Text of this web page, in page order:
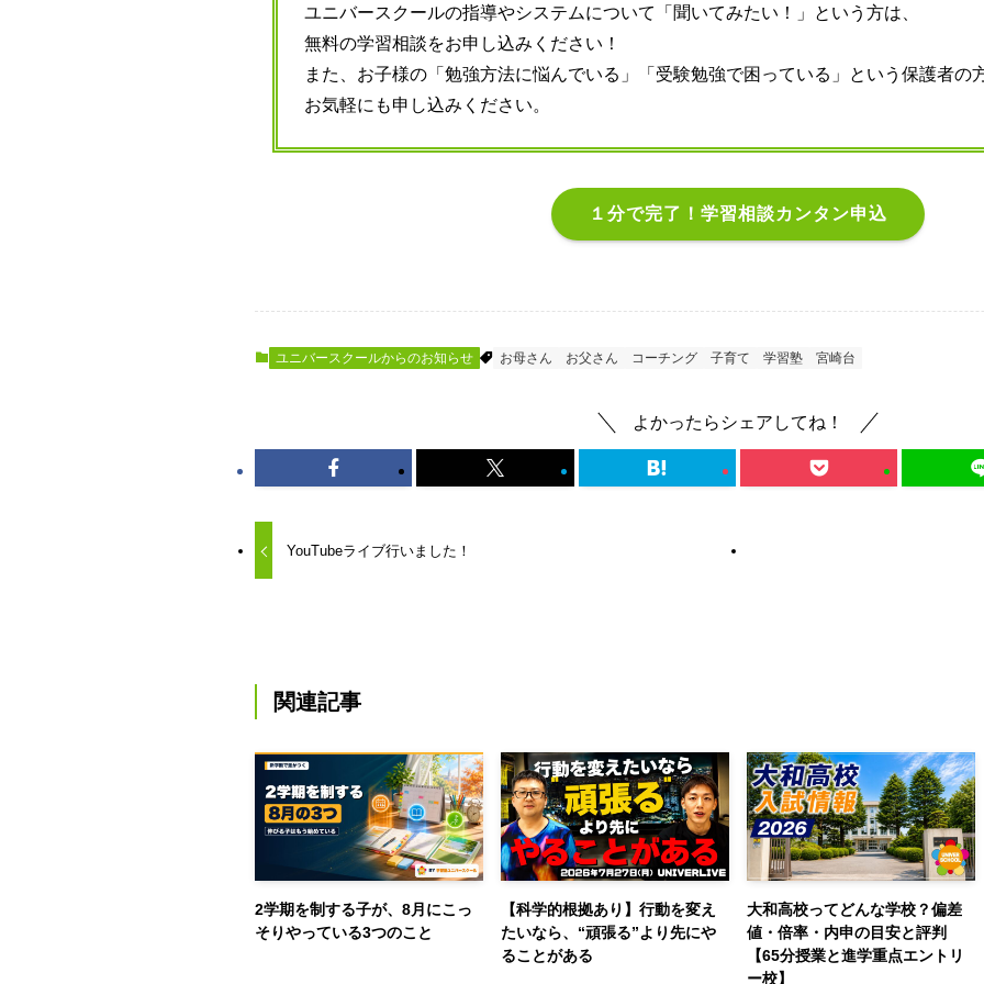
ユニバースクールの指導やシステムについて「聞いてみたい！」という方は、
無料の学習相談をお申し込みください！
また、お子様の「勉強方法に悩んでいる」「受験勉強で困っている」という保護者の
お気軽にも申し込みください。
１分で完了！学習相談カンタン申込
ユニバースクールからのお知らせ お母さん お父さん コーチング 子育て 学習塾 宮崎台
よかったらシェアしてね！
YouTubeライブ行いました！
関連記事
2学期を制する子が、8月にこっ
そりやっている3つのこと
【科学的根拠あり】行動を変え
たいなら、“頑張る”より先にや
ることがある
大和高校ってどんな学校？偏差
値・倍率・内申の目安と評判
【65分授業と進学重点エントリ
ー校】